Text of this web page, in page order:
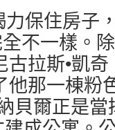
保住房子
不一樣。
古拉斯•凱
他那一棟粉
貝爾正是